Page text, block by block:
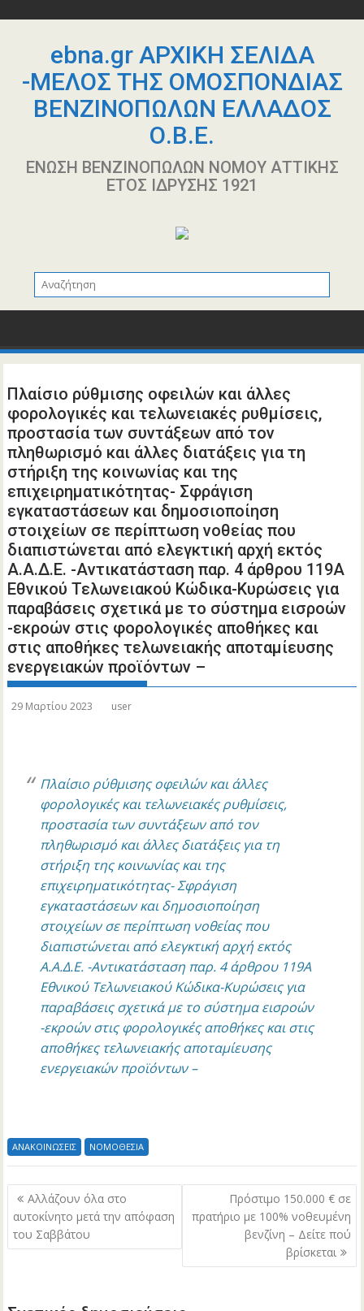
περιεχόμενοebna.gr ΑΡΧΙΚΗ ΣΕΛΙΔΑ
-ΜΕΛΟΣ ΤΗΣ ΟΜΟΣΠΟΝΔΙΑΣ
ΒΕΝΖΙΝΟΠΩΛΩΝ ΕΛΛΑΔΟΣ
Ο.Β.Ε.
ΕΝΩΣΗ ΒΕΝΖΙΝΟΠΩΛΩΝ ΝΟΜΟΥ ΑΤΤΙΚΗΣ
ΕΤΟΣ ΙΔΡΥΣΗΣ 1921
Πλαίσιο ρύθμισης οφειλών και άλλες
φορολογικές και τελωνειακές ρυθμίσεις,
προστασία των συντάξεων από τον
πληθωρισμό και άλλες διατάξεις για τη
στήριξη της κοινωνίας και της
επιχειρηματικότητας- Σφράγιση
εγκαταστάσεων και δημοσιοποίηση
στοιχείων σε περίπτωση νοθείας που
διαπιστώνεται από ελεγκτική αρχή εκτός
Α.Α.Δ.Ε. -Αντικατάσταση παρ. 4 άρθρου 119Α
Εθνικού Τελωνειακού Κώδικα-Κυρώσεις για
παραβάσεις σχετικά με το σύστημα εισροών
-εκροών στις φορολογικές αποθήκες και
στις αποθήκες τελωνειακής αποταμίευσης
ενεργειακών προϊόντων –
29 Μαρτίου 2023 user
Πλαίσιο ρύθμισης οφειλών και άλλες
φορολογικές και τελωνειακές ρυθμίσεις,
προστασία των συντάξεων από τον
πληθωρισμό και άλλες διατάξεις για τη
στήριξη της κοινωνίας και της
επιχειρηματικότητας- Σφράγιση
εγκαταστάσεων και δημοσιοποίηση
στοιχείων σε περίπτωση νοθείας που
διαπιστώνεται από ελεγκτική αρχή εκτός
Α.Α.Δ.Ε. -Αντικατάσταση παρ. 4 άρθρου 119Α
Εθνικού Τελωνειακού Κώδικα-Κυρώσεις για
παραβάσεις σχετικά με το σύστημα εισροών
-εκροών στις φορολογικές αποθήκες και στις
αποθήκες τελωνειακής αποταμίευσης
ενεργειακών προϊόντων –
ΑΝΑΚΟΙΝΩΣΕΙΣ ΝΟΜΟΘΕΣΙΑ
Πλοήγηση
άρθρων
Αλλάζουν όλα στο
αυτοκίνητο μετά την απόφαση
του Σαββάτου
Πρόστιμο 150.000 € σε
πρατήριο με 100% νοθευμένη
βενζίνη – Δείτε πού
βρίσκεται